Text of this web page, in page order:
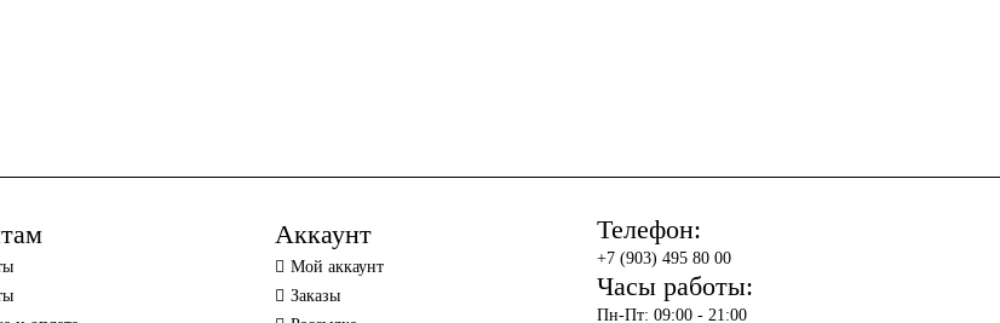
Аккаунт
Мой аккаунт
Заказы
Телефон:
+7 (903) 495 80 00
Часы работы:
Пн-Пт: 09:00 - 21:00